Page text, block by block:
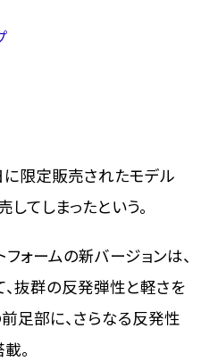
限定販売されたモデル
してしまったという。
ォームの新バージョンは、
抜群の反発弾性と軽さを
足部に、さらなる反発性
。